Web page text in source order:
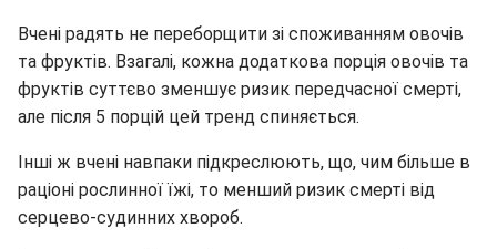
Вчені радять не переборщити зі споживанням овочів
та фруктів. Взагалі, кожна додаткова порція овочів та
фруктів суттєво зменшує ризик передчасної смерті,
але після 5 порцій цей тренд спиняється.
Інші ж вчені навпаки підкреслюють, що, чим більше в
раціоні рослинної їжі, то менший ризик смерті від
серцево-судинних хвороб.